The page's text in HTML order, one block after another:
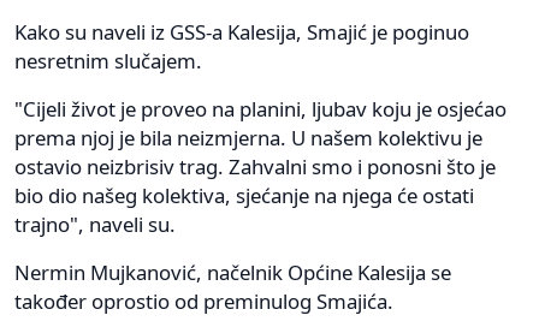
Kako su naveli iz GSS-a Kalesija, Smajić je poginuo
nesretnim slučajem.
"Cijeli život je proveo na planini, ljubav koju je osjećao
prema njoj je bila neizmjerna. U našem kolektivu je
ostavio neizbrisiv trag. Zahvalni smo i ponosni što je
bio dio našeg kolektiva, sjećanje na njega će ostati
trajno", naveli su.
Nermin Mujkanović, načelnik Općine Kalesija se
također oprostio od preminulog Smajića.